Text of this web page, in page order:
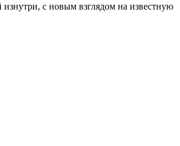
с новым взглядом на известную